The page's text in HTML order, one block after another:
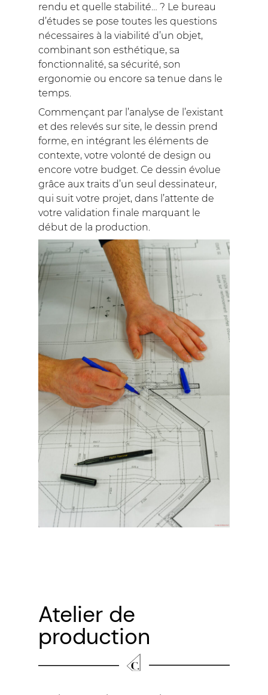
rendu et quelle stabilité… ? Le bureau
d’études se pose toutes les questions
nécessaires à la viabilité d’un objet,
combinant son esthétique, sa
fonctionnalité, sa sécurité, son
ergonomie ou encore sa tenue dans le
temps.
Commençant par l’analyse de l’existant
et des relevés sur site, le dessin prend
forme, en intégrant les éléments de
contexte, votre volonté de design ou
encore votre budget. Ce dessin évolue
grâce aux traits d’un seul dessinateur,
qui suit votre projet, dans l’attente de
votre validation finale marquant le
début de la production.
Atelier de
production